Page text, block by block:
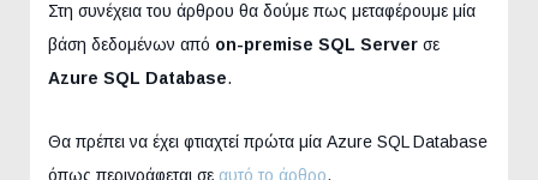
Στη συνέχεια του άρθρου θα δούμε πως μεταφέρουμε μία
βάση δεδομένων από on-premise SQL Server σε
Azure SQL Database.
Θα πρέπει να έχει φτιαχτεί πρώτα μία Azure SQL Database
όπως περιγράφεται σε αυτό το άρθρο.